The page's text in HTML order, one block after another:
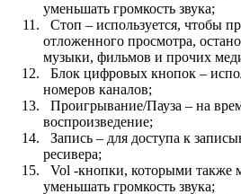
уменьшать громкость звука;
Стоп – используется, чтобы
отложенного просмотра,
музыки, фильмов и прочих
Блок цифровых кнопок –
номеров каналов;
Проигрывание/Пауза – на
воспроизведение;
Запись – для доступа к
ресивера;
Vol -кнопки, которыми также
уменьшать громкость звука;